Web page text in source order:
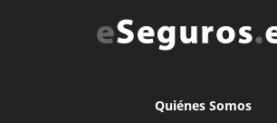
Quiénes Somos